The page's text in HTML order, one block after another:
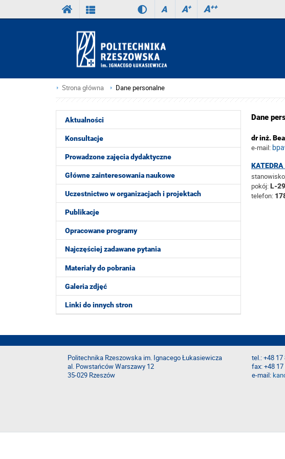
A A+ A++
Strona główna Dane personalne
Aktualności
Konsultacje
Prowadzone zajęcia dydaktyczne
Główne zainteresowania naukowe
Uczestnictwo w organizacjach i projektach
Publikacje
Opracowane programy
Najczęściej zadawane pytania
Materiały do pobrania
Galeria zdjęć
Linki do innych stron
Dane
dr inż.
e-mail:
pokój:L-
telefon:
Politechnika Rzeszowska im. Ignacego Łukasiewicza
al. Powstańców Warszawy 12
35-029 Rzeszów
tel.: +48
fax: +48
e-mail: